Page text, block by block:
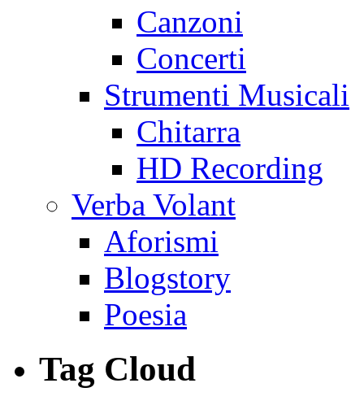
Canzoni
Concerti
Strumenti Musicali
Chitarra
HD Recording
Verba Volant
Aforismi
Blogstory
Poesia
Tag Cloud